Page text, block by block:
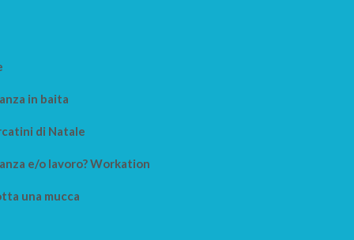
in baita
di Natale
e/o lavoro? Workation
una mucca